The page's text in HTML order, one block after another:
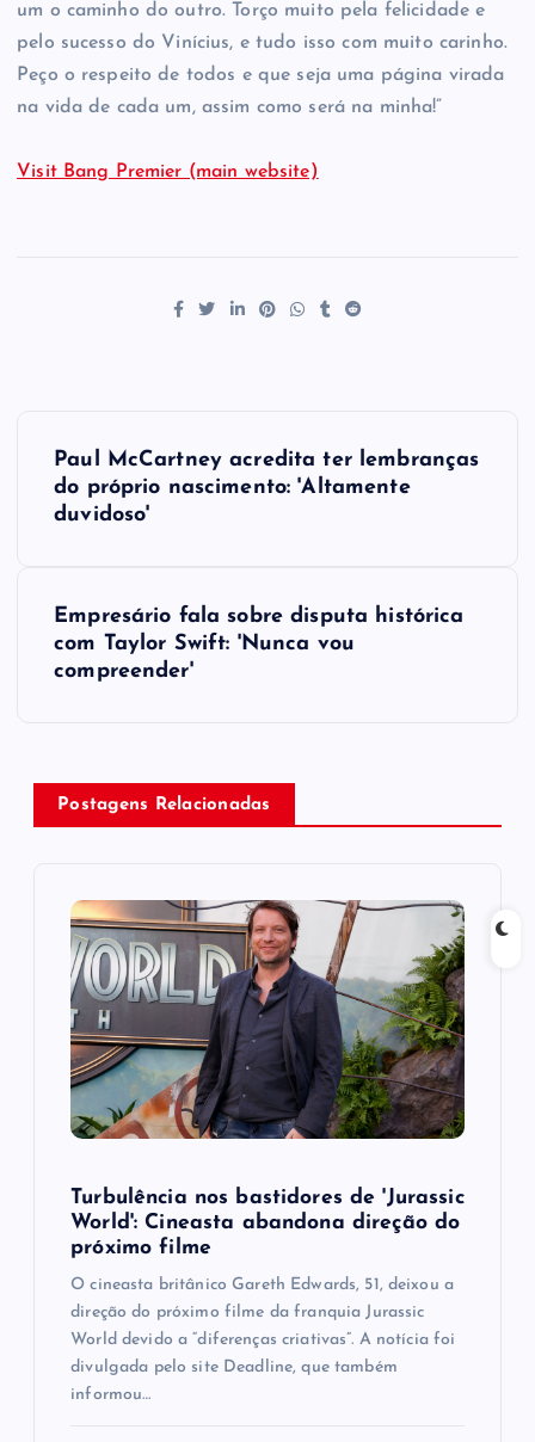
um o caminho do outro. Torço muito pela felicidade e
pelo sucesso do Vinícius, e tudo isso com muito carinho.
Peço o respeito de todos e que seja uma página virada
na vida de cada um, assim como será na minha!”
Visit Bang Premier (main website)
v
Paul McCartney acredita ter lembranças
do próprio nascimento: 'Altamente
duvidoso'
Empresário fala sobre disputa histórica
com Taylor Swift: 'Nunca vou
compreender​'
Postagens Relacionadas
Turbulência nos bastidores de 'Jurassic
World': Cineasta abandona direção do
próximo filme
O cineasta britânico Gareth Edwards, 51, deixou a
direção do próximo filme da franquia Jurassic
World devido a “diferenças criativas”. A notícia foi
divulgada pelo site Deadline, que também
informou…